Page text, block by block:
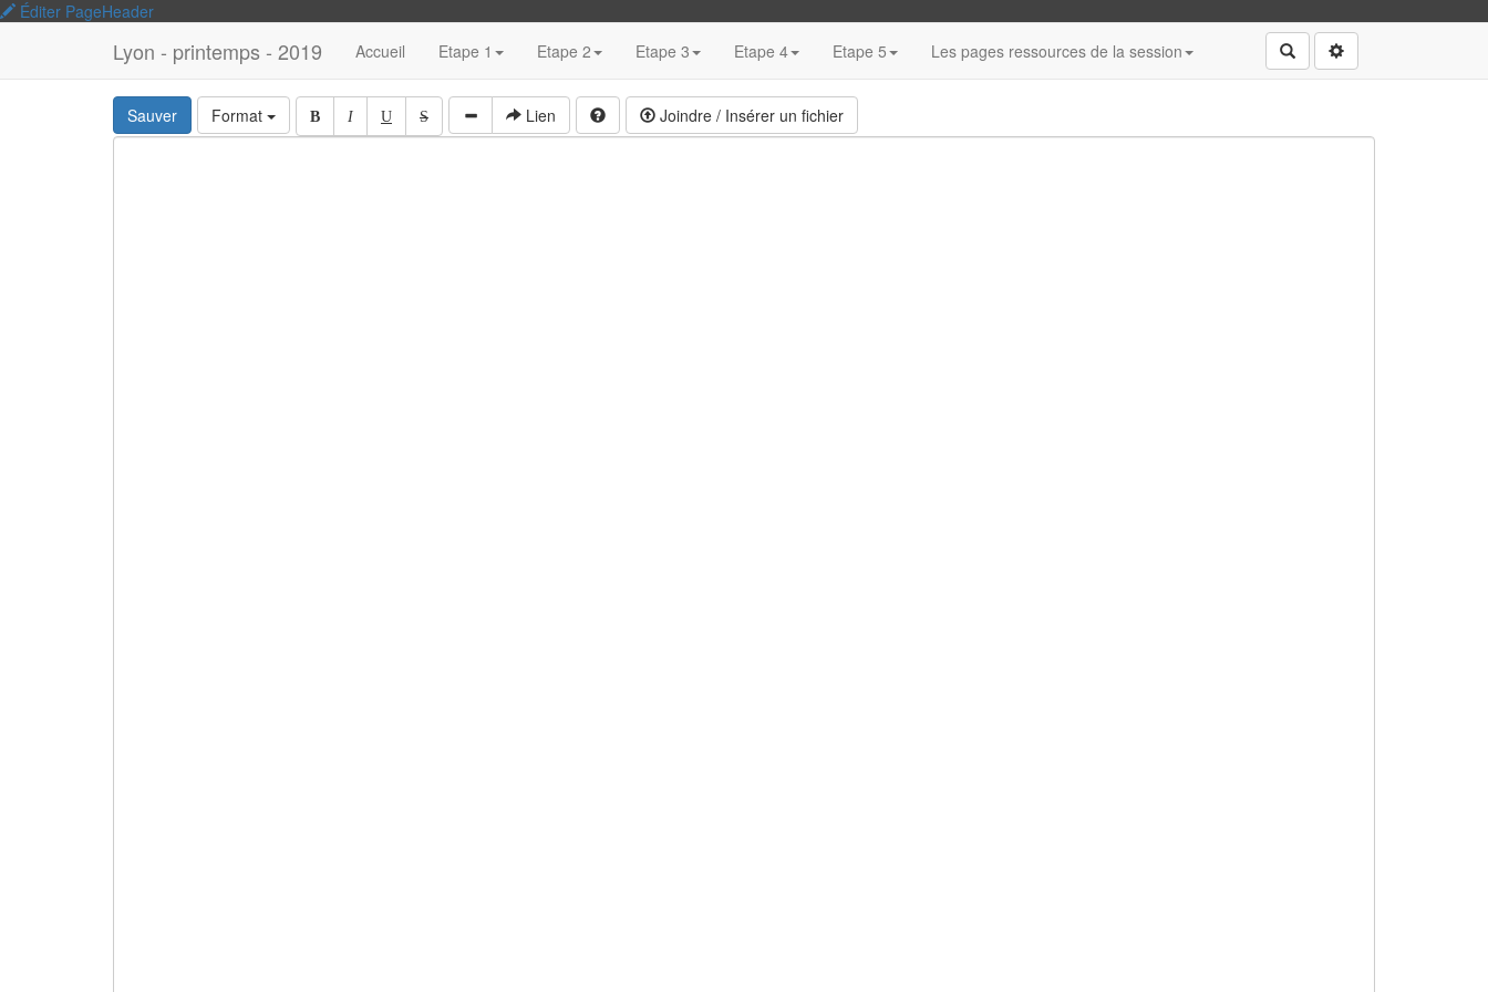
Éditer PageHeader
Lyon - printemps - 2019 Accueil Etape 1 Etape 2 Etape 3 Etape 4 Etape 5 Les pages ressources de la session Rechercher
Sauver Format B I U S Lien Joindre / Insérer un fichier